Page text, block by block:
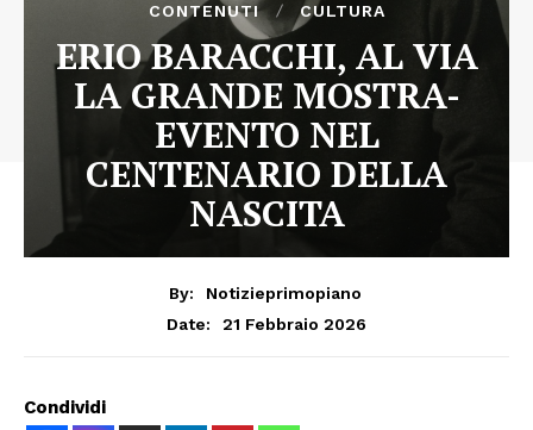
CONTENUTI CULTURA
ERIO BARACCHI, AL VIA
LA GRANDE MOSTRA-
EVENTO NEL
CENTENARIO DELLA
NASCITA
By:
Notizieprimopiano
Date:
21 Febbraio 2026
Condividi